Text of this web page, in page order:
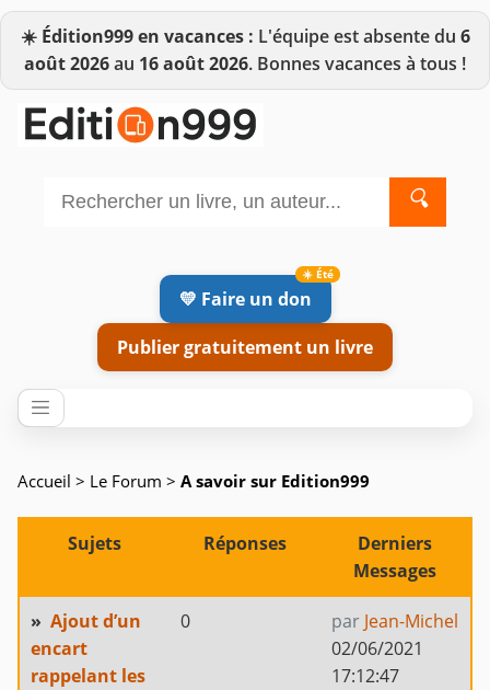
☀️ Édition999 en vacances : L'équipe est absente du 6
août 2026au 16 août 2026. Bonnes vacances à tous !
🔍
💛 Faire un don
Publier gratuitement un livre
Accueil > Le Forum > A savoir sur Edition999
Sujets Réponses
Derniers
Messages
» Ajout d’un
encart
rappelant les
0 par Jean-Michel
02/06/2021
17:12:47